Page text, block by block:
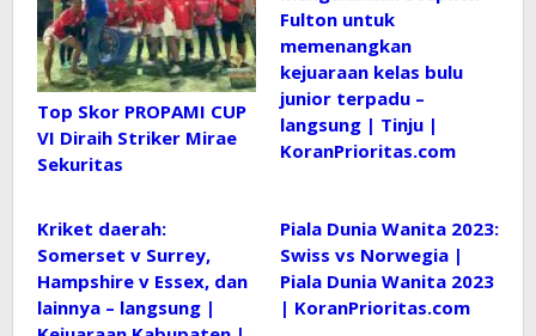
Top Skor PROPAMI CUP
VI Diraih Striker Mirae
Sekuritas
Fulton untuk
memenangkan
kejuaraan kelas bulu
junior terpadu –
langsung | Tinju |
KoranPrioritas.com
Kriket daerah:
Somerset v Surrey,
Hampshire v Essex, dan
lainnya – langsung |
Piala Dunia Wanita 2023:
Swiss vs Norwegia |
Piala Dunia Wanita 2023
| KoranPrioritas.com